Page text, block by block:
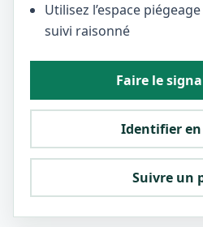
Utilisez l’espace
suivi raisonné
Faire le
Identifier
Suivre un